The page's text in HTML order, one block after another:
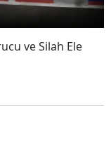
ve Silah Ele